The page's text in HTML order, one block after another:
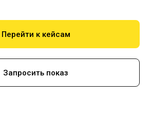
Перейти к кейсам
Запросить показ